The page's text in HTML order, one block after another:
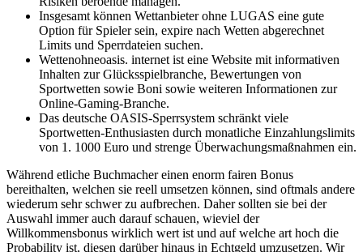
Insgesamt können Wettanbieter ohne LUGAS eine gute
Option für Spieler sein, expire nach Wetten abgerechnet
Limits und Sperrdateien suchen.
Wettenohneoasis. internet ist eine Website mit informativen
Inhalten zur Glücksspielbranche, Bewertungen von
Sportwetten sowie Boni sowie weiteren Informationen zur
Online-Gaming-Branche.
Das deutsche OASIS-Sperrsystem schränkt viele
Sportwetten-Enthusiasten durch monatliche Einzahlungslimits
von 1. 1000 Euro und strenge Überwachungsmaßnahmen ein.
Während etliche Buchmacher einen enorm fairen Bonus
bereithalten, welchen sie reell umsetzen können, sind oftmals andere
wiederum sehr schwer zu aufbrechen. Daher sollten sie bei der
Auswahl immer auch darauf schauen, wieviel der
Willkommensbonus wirklich wert ist und auf welche art hoch die
Probability ist, diesen darüber hinaus in Echtgeld umzusetzen. Wir